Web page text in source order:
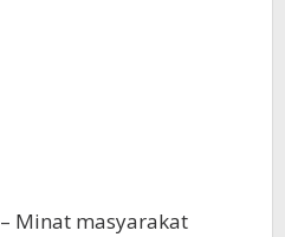
– Minat masyarakat